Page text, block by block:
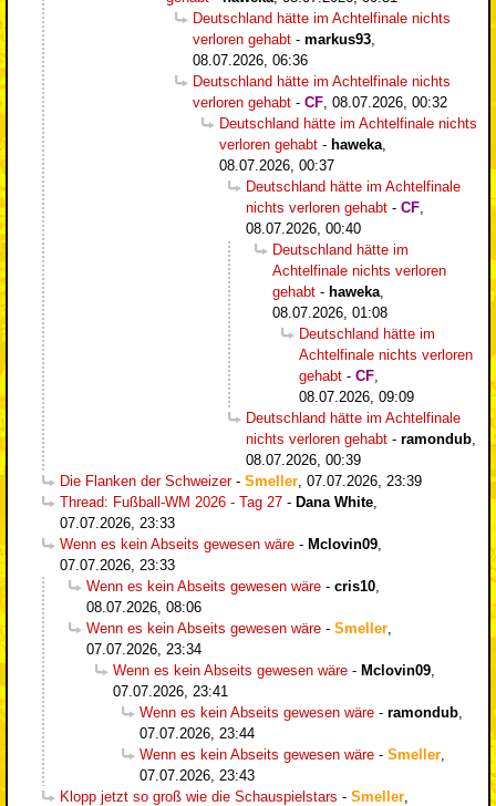
Deutschland hätte im Achtelfinale nichts
verloren gehabt - markus93
08.07.2026, 06:36
Deutschland hätte im Achtelfinale nichts
verloren gehabt - CF 08.07.2026, 00:32
Deutschland hätte im Achtelfinale nichts
verloren gehabt - haweka
08.07.2026, 00:37
Deutschland hätte im Achtelfinale
nichts verloren gehabt - CF
08.07.2026, 00:40
Deutschland hätte im
Achtelfinale nichts verloren
gehabt - haweka
08.07.2026, 01:08
Deutschland hätte im
Achtelfinale nichts verloren
gehabt - CF
08.07.2026, 09:09
Deutschland hätte im Achtelfinale
nichts verloren gehabt - ramondub
08.07.2026, 00:39
Die Flanken der Schweizer- Smeller 07.07.2026, 23:39
Thread: Fußball-WM 2026 - Tag 27 - Dana White
07.07.2026, 23:33
Wenn es kein Abseits gewesen wäre - Mclovin09
07.07.2026, 23:33
Wenn es kein Abseits gewesen wäre - cris10
08.07.2026, 08:06
Wenn es kein Abseits gewesen wäre - Smeller
07.07.2026, 23:34
Wenn es kein Abseits gewesen wäre - Mclovin09
07.07.2026, 23:41
Wenn es kein Abseits gewesen wäre - ramondub
07.07.2026, 23:44
Wenn es kein Abseits gewesen wäre - Smeller
07.07.2026, 23:43
Klopp jetzt so groß wie die Schauspielstars - Smeller